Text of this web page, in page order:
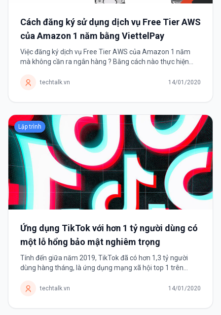
Cách đăng ký sử dụng dịch vụ Free Tier AWS
của Amazon 1 năm bằng ViettelPay
Việc đăng ký dịch vụ Free Tier AWS của Amazon 1 năm
mà không cần ra ngân hàng ? Bằng cách nào thực hiện
(Amazon Web Services) là sản phẩm...
techtalk.vn 14/01/2020
Lập trình
Ứng dụng TikTok với hơn 1 tỷ người dùng có
một lỗ hổng bảo mật nghiêm trọng
Tính đến giữa năm 2019, TikTok đã có hơn 1,3 tỷ người
dùng hàng tháng, là ứng dụng mạng xã hội top 1 trên
chia sẻ những video ngắn,...
techtalk.vn 14/01/2020